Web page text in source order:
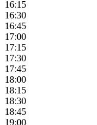
16:15
16:30
16:45
17:00
17:15
17:30
17:45
18:00
18:15
18:30
18:45
19:00